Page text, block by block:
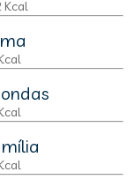
Kcal